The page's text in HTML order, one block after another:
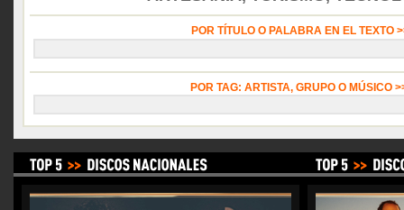
POR TÍTULO O PALABRA EN EL TEXTO
POR TAG: ARTISTA, GRUPO O MÚSICO